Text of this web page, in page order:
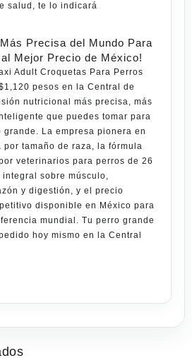
salud, te lo indicará
Precisa del Mundo Para
Mejor Precio de México!
Adult Croquetas Para Perros
pesos en la Central de
nutricional más precisa, más
que puedes tomar para
grande. La empresa pionera en
tamaño de raza, la fórmula
veterinarios para perros de 26
sobre músculo,
y digestión, y el precio
disponible en México para
mundial. Tu perro grande
hoy mismo en la Central